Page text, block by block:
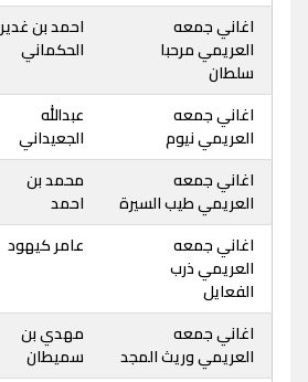
اغاني جمعه
العريمي مرحبا
سلطان
احمد بن غدير
الحكماني
اغاني جمعه
العريمي نيوم
عبدالله
الجعيداني
اغاني جمعه
العريمي طيب السيرة
محمد بن
احمد
اغاني جمعه
العريمي ذرب
الفعايل
عامر كيهود
اغاني جمعه
العريمي وريث المجد
مهدي بن
سميطان